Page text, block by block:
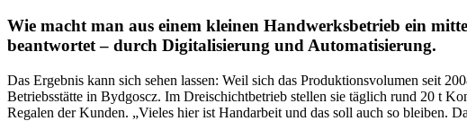
Wie macht man aus einem kleinen Handwerksbetrieb ein
beantwortet – durch Digitalisierung und Automatisierung.
Das Ergebnis kann sich sehen lassen: Weil sich das Produktionsvolumen seit
Betriebsstätte in Bydgoscz. Im Dreischichtbetrieb stellen sie täglich rund 20 t
Regalen der Kunden. „Vieles hier ist Handarbeit und das soll auch so bleiben.